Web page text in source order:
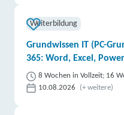
Weiterbildung
Grundwissen IT (PC-
365: Word, Excel,
8 Wochen in Vollzeit; 16
10.08.2026
(+ weitere)